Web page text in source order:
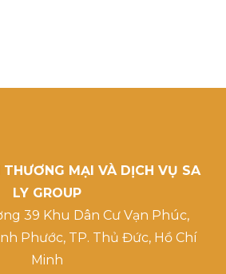
THƯƠNG MẠI VÀ DỊCH VỤ SA
LY GROUP
39 Khu Dân Cư Vạn Phúc,
Phước, TP. Thủ Đức, Hồ Chí
Minh